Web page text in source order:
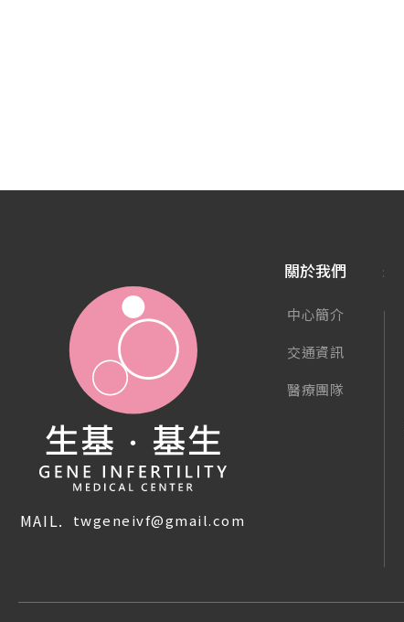
MAIL. twgeneivf@gmail.com
關於我們
中心簡介
交通資訊
醫療團隊